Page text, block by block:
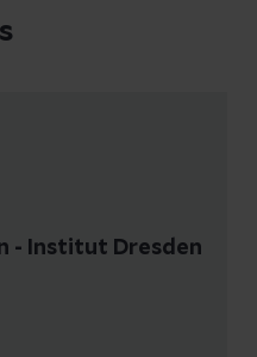
- Institut Dresden